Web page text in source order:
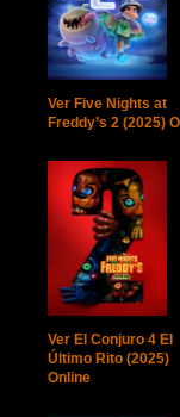
Ver Five Nights at
Freddy’s 2 (2025)
Ver El Conjuro 4 El
Último Rito (2025)
Online